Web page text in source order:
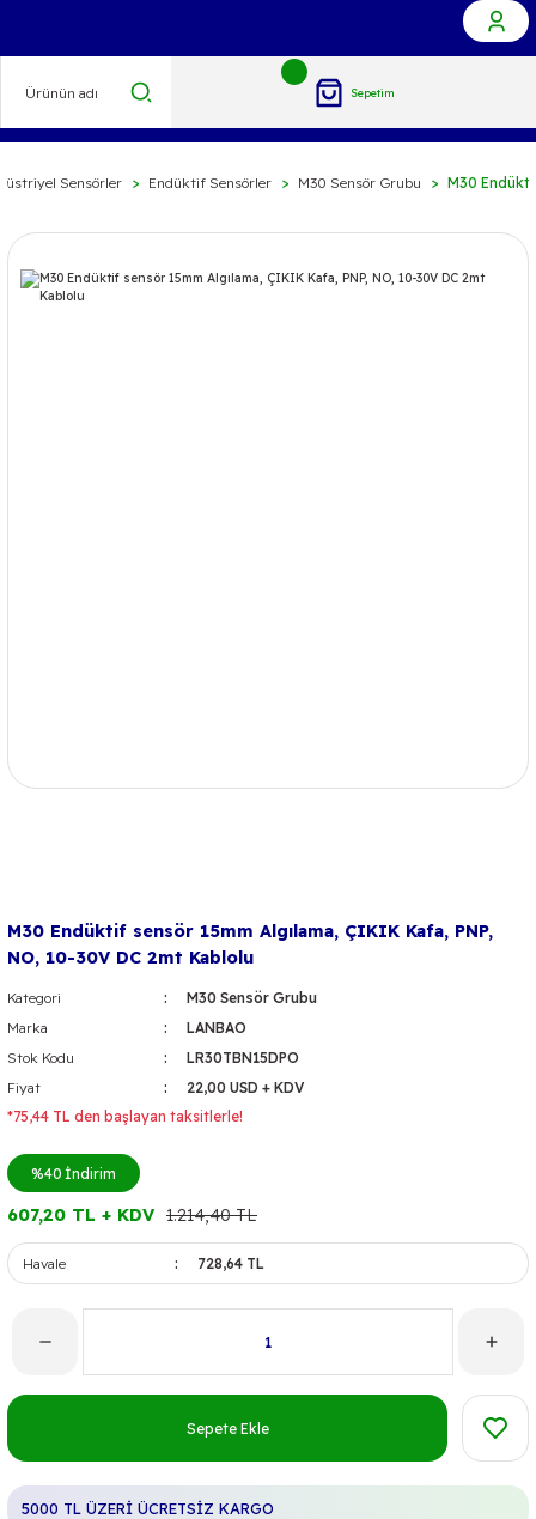
Sepetim
Sensörler Endüktif Sensörler M30 Sensör Grubu M30
M30 Endüktif sensör 15mm Algılama, ÇIKIK Kafa, PNP,
NO, 10-30V DC 2mt Kablolu
Kategori
M30 Sensör Grubu
Marka
LANBAO
Stok Kodu
LR30TBN15DPO
Fiyat
22,00 USD + KDV
*75,44 TL den başlayan taksitlerle!
%40 İndirim
607,20 TL + KDV 1.214,40 TL
Havale 728,64 TL
Sepete Ekle
5000 TL ÜZERİ ÜCRETSİZ KARGO